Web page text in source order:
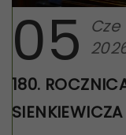
05
Cze
180.
SIENKIEWICZA